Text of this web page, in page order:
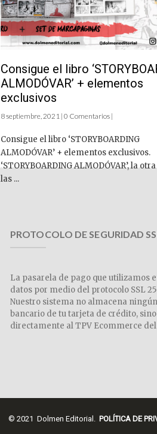
Consigue el libro
ALMODÓVAR’ + elementos
exclusivos
8 septiembre, 2021 | 0 Comentarios |
Consigue el libro ‘STORYBOARDING
ALMODÓVAR’ + elementos exclusivos.
‘STORYBOARDING ALMODÓVAR’, la
las ...
PROTOCOLO DE SEGURIDAD
La pasarela de pago que utilizamos
datos por medio del protocolo SSL
Nuestro sistema no almacena
bancario de tu tarjeta de crédito, sino
directamente al TPV Ecommerce del
© 2021 Dolmen Editorial. POLÍTICA DE